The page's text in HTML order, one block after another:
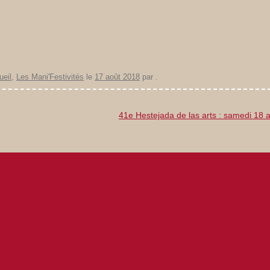
Les Mani'Festivités le 17 août 2018 par
41e Hestejada de las arts : samedi 18